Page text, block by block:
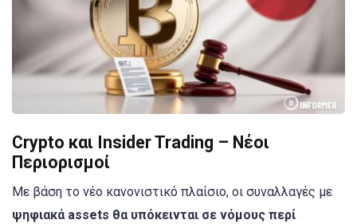
Crypto και Insider Trading – Νέοι
Περιορισμοί
Με βάση το νέο κανονιστικό πλαίσιο, οι συναλλαγές με
ψηφιακά assets θα υπόκεινται σε νόμους περί